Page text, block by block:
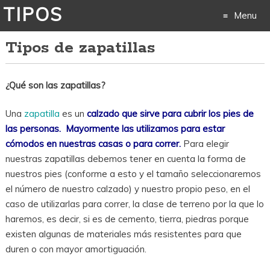
TIPOS Menu
Tipos de zapatillas
¿Qué son las zapatillas?
Una zapatilla es un calzado que sirve para cubrir los pies de
las personas. Mayormente las utilizamos para estar
cómodos en nuestras casas o para correr.Para elegir
nuestras zapatillas debemos tener en cuenta la forma de
nuestros pies (conforme a esto y el tamaño seleccionaremos
el número de nuestro calzado) y nuestro propio peso, en el
caso de utilizarlas para correr, la clase de terreno por la que lo
haremos, es decir, si es de cemento, tierra, piedras porque
existen algunas de materiales más resistentes para que
duren o con mayor amortiguación.